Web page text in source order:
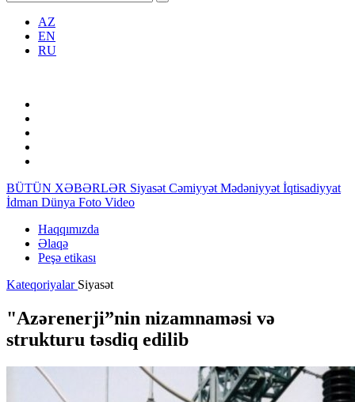
AZ
EN
RU
BÜTÜN XƏBƏRLƏR Siyasət Cəmiyyət Mədəniyyət İqtisadiyyat
İdman Dünya Foto Video
Haqqımızda
Əlaqə
Peşə etikası
Kateqoriyalar Siyasət
"Azərenerji”nin nizamnaməsi və
strukturu təsdiq edilib